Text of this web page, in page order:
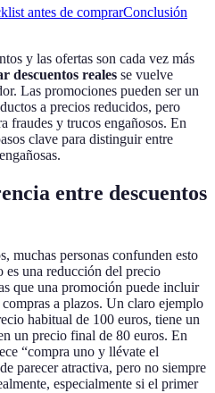
antes de comprarConclusión
y las ofertas son cada vez más
descuentos reales se vuelve
Las promociones pueden ser un
a precios reducidos, pero
fraudes y trucos engañosos. En
clave para distinguir entre
entre descuentos
muchas personas confunden esto
es una reducción del precio
que una promoción puede incluir
a plazos. Un claro ejemplo
habitual de 100 euros, tiene un
un precio final de 80 euros. En
“compra uno y llévate el
parecer atractiva, pero no siempre
especialmente si el primer